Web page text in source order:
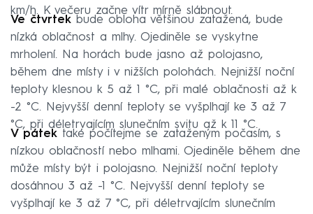
km/h. K večeru začne vítr mírně slábnout.
Ve čtvrtek bude obloha většinou zatažená, bude
nízká oblačnost a mlhy. Ojediněle se vyskytne
mrholení. Na horách bude jasno až polojasno,
během dne místy i v nižších polohách. Nejnižší noční
teploty klesnou k 5 až 1 °C, při malé oblačnosti až k
-2 °C. Nejvyšší denní teploty se vyšplhají ke 3 až 7
°C, při déletrvajícím slunečním svitu až k 11 °C.
V pátek také počítejme se zataženým počasím, s
nízkou oblačností nebo mlhami. Ojediněle během dne
může místy být i polojasno. Nejnižší noční teploty
dosáhnou 3 až -1 °C. Nejvyšší denní teploty se
vyšplhají ke 3 až 7 °C, při déletrvajícím slunečním